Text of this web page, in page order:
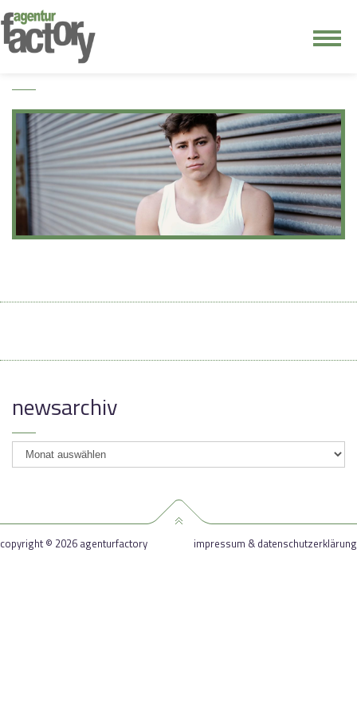
kontakt
newsarchiv
newsarchiv
copyright © 2026 agenturfactory impressum & datenschutzerklärung